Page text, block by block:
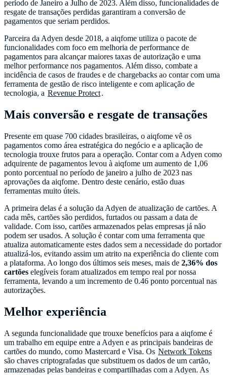
período de Janeiro a Julho de 2023. Além disso, funcionalidades de
resgate de transações perdidas garantiram a conversão de
pagamentos que seriam perdidos.
Parceira da Adyen desde 2018, a aiqfome utiliza o pacote de
funcionalidades com foco em melhoria de performance de
pagamentos para alcançar maiores taxas de autorização e uma
melhor performance nos pagamentos. Além disso, combate a
incidência de casos de fraudes e de chargebacks ao contar com uma
ferramenta de gestão de risco inteligente e com aplicação de
tecnologia, a Revenue Protect.
Mais conversão e resgate de transações
Presente em quase 700 cidades brasileiras, o aiqfome vê os
pagamentos como área estratégica do negócio e a aplicação de
tecnologia trouxe frutos para a operação. Contar com a Adyen como
adquirente de pagamentos levou à aiqfome um aumento de 1,06
ponto porcentual no período de janeiro a julho de 2023 nas
aprovações da aiqfome. Dentro deste cenário, estão duas
ferramentas muito úteis.
A primeira delas é a solução da Adyen de atualização de cartões. A
cada mês, cartões são perdidos, furtados ou passam a data de
validade. Com isso, cartões armazenados pelas empresas já não
podem ser usados. A solução é contar com uma ferramenta que
atualiza automaticamente estes dados sem a necessidade do portador
atualizá-los, evitando assim um atrito na experiência do cliente com
a plataforma. Ao longo dos últimos seis meses, mais de 2,36% dos
cartões elegíveis foram atualizados em tempo real por nossa
ferramenta, levando a um incremento de 0.46 ponto porcentual nas
autorizações.
Melhor experiência
A segunda funcionalidade que trouxe benefícios para a aiqfome é
um trabalho em equipe entre a Adyen e as principais bandeiras de
cartões do mundo, como Mastercard e Visa. Os Network Tokens
são chaves criptografadas que substituem os dados de um cartão,
armazenadas pelas bandeiras e compartilhadas com a Adyen. As